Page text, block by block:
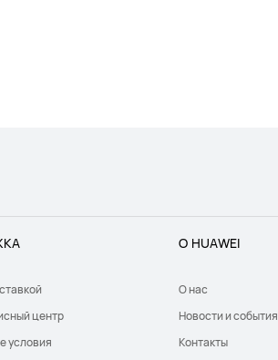
центр
условия
О HUAWEI
О нас
Новости и события
Контакты